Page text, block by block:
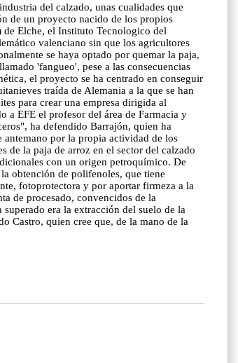
del calzado, unas cualidades que
de un proyecto nacido de los propios
Elche, el Instituto Tecnologico del
valenciano sin que los agricultores
se haya optado por quemar la paja,
'fangueo', pese a las consecuencias
el proyecto se ha centrado en conseguir
traída de Alemania a la que se han
para crear una empresa dirigida al
a EFE el profesor del área de Farmacia y
ha defendido Barrajón, quien ha
antemano por la propia actividad de los
de la paja de arroz en el sector del calzado
con un origen petroquímico. De
obtención de polifenoles, que tiene
fotoprotectora y por aportar firmeza a la
de procesado, convencidos de la
era la extracción del suelo de la
Castro, quien cree que, de la mano de la